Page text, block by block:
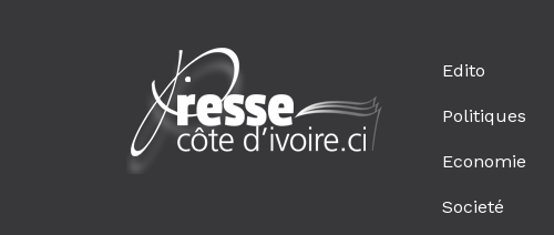
Edito
Politiques
Economie
Societé